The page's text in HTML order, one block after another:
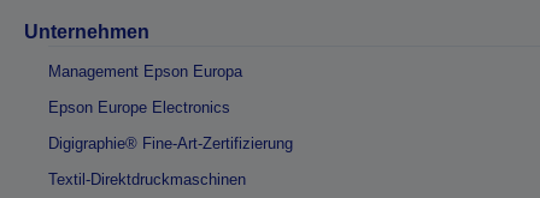
Unternehmen
Management Epson Europa
Epson Europe Electronics
Digigraphie® Fine-Art-Zertifizierung
Textil-Direktdruckmaschinen